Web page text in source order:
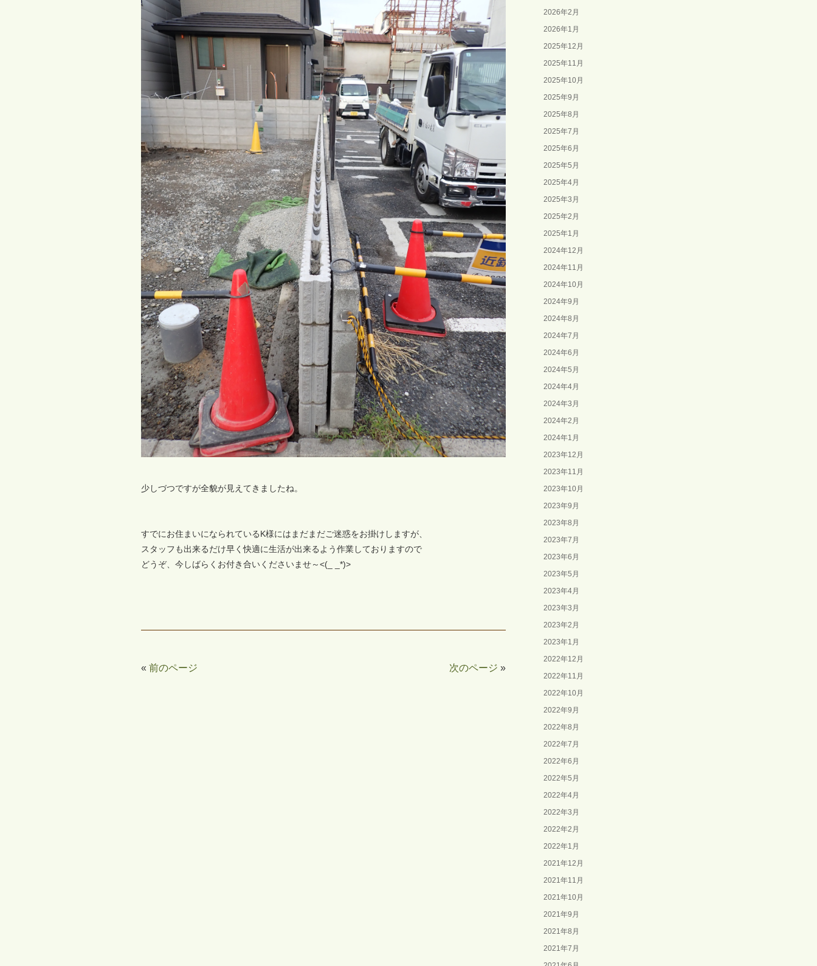
少しづつですが全貌が見えてきましたね。
すでにお住まいになられているK様にはまだまだご迷惑をお掛けしますが、
スタッフも出来るだけ早く快適に生活が出来るよう作業しておりますので
どうぞ、今しばらくお付き合いくださいませ～<(_ _*)>
« 前のページ 次のページ »
2026年2月
2026年1月
2025年12月
2025年11月
2025年10月
2025年9月
2025年8月
2025年7月
2025年6月
2025年5月
2025年4月
2025年3月
2025年2月
2025年1月
2024年12月
2024年11月
2024年10月
2024年9月
2024年8月
2024年7月
2024年6月
2024年5月
2024年4月
2024年3月
2024年2月
2024年1月
2023年12月
2023年11月
2023年10月
2023年9月
2023年8月
2023年7月
2023年6月
2023年5月
2023年4月
2023年3月
2023年2月
2023年1月
2022年12月
2022年11月
2022年10月
2022年9月
2022年8月
2022年7月
2022年6月
2022年5月
2022年4月
2022年3月
2022年2月
2022年1月
2021年12月
2021年11月
2021年10月
2021年9月
2021年8月
2021年7月